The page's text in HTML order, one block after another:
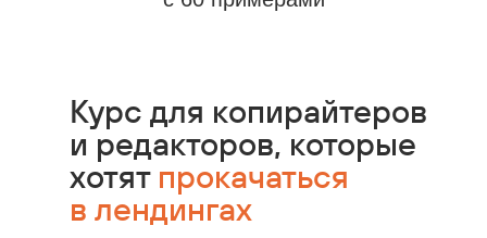
Курс для копирайтеров
и редакторов, которые
хотят прокачаться
в лендингах